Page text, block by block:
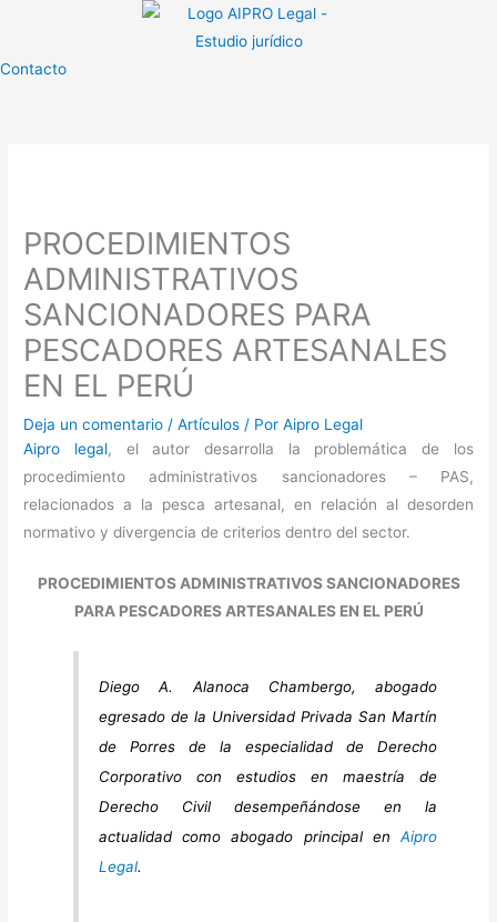
contenido
Contacto
PROCEDIMIENTOS
ADMINISTRATIVOS
SANCIONADORES PARA
PESCADORES ARTESANALES
EN EL PERÚ
Deja un comentario /Artículos / PorAipro Legal
Aipro legal, el autor desarrolla la problemática de los
procedimiento administrativos sancionadores – PAS,
relacionados a la pesca artesanal, en relación al desorden
normativo y divergencia de criterios dentro del sector.
PROCEDIMIENTOS ADMINISTRATIVOS SANCIONADORES
PARA PESCADORES ARTESANALES EN EL PERÚ
Diego A. Alanoca Chambergo, abogado
egresado de la Universidad Privada San Martín
de Porres de la especialidad de Derecho
Corporativo con estudios en maestría de
Derecho Civil desempeñándose en la
actualidad como abogado principal en Aipro
Legal.